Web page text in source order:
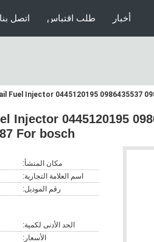
اتصل بنا طلب اقتباس أخبار
Fuel Injector 0445120195
For bosch
مكان المنشأ:
اسم العلامة التجارية:
رقم الموديل:
الحد الأدنى لكمية:
الأسعار: